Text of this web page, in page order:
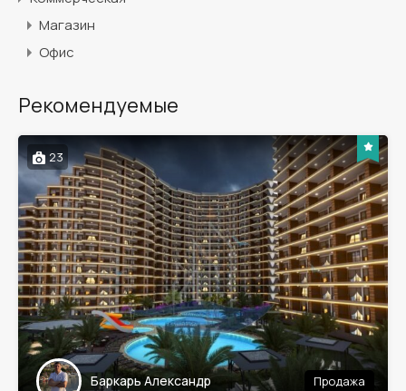
Магазин
Офис
Рекомендуемые
23
Баркарь Александр Продажа